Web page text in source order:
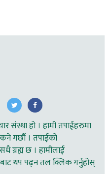
संस्था हो । हामी तपाईहरुमा
गर्छौ । तपाईको
ग्रह्य छ । हामीलाई
थप पढ्न तल क्लिक गर्नुहोस्